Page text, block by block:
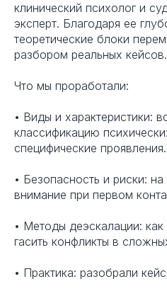
клинический психолог и
эксперт. Благодаря ее
теоретические блоки
разбором реальных кейсов.
Что мы проработали:
• Виды и характеристики:
классификацию
специфические проявления.
• Безопасность и риски:
внимание при первом
• Методы деэскалации:
гасить конфликты в
• Практика: разобрали